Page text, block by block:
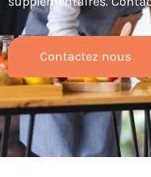
Contactez nous